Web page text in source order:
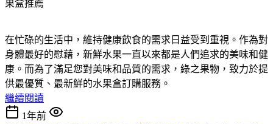
在忙碌的生活中，維持健康飲食的需求日益受到重視。作為對
身體最好的慰藉，新鮮水果一直以來都是人們追求的美味和健
康。而為了滿足您對美味和品質的需求，綠之果物，致力於提
供最優質、最新鮮的水果盒訂購服務。
繼續閱讀
1年前